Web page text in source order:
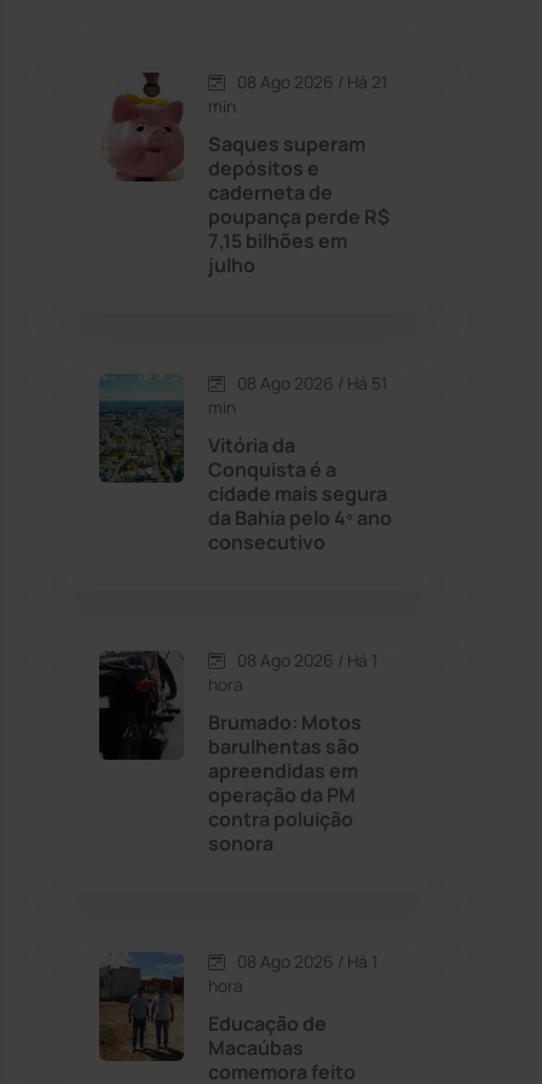
Caetité (1504)
Candiba
Cândido Sales (121)
Caturama
Chapada Diamantina
Cordeiros
Dom Basílio
Esportes
08 Ago 2026 / Há 21
min
Saques superam
depósitos e
caderneta de
poupança perde R$
7,15 bilhões em
julho
08 Ago 2026 / Há 51
min
Vitória da
Conquista é a
cidade mais segura
da Bahia pelo 4º ano
consecutivo
08 Ago 2026 / Há 1
hora
Brumado: Motos
barulhentas são
apreendidas em
operação da PM
contra poluição
sonora
08 Ago 2026 / Há 1
hora
Educação de
Macaúbas
comemora feito